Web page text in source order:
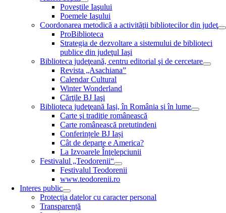
Poveştile Iaşului
Poemele Iaşului
Coordonarea metodică a activităţii bibliotecilor din judeţ
ProBiblioteca
Strategia de dezvoltare a sistemului de biblioteci
publice din judeţul Iaşi
Biblioteca judeţeană, centru editorial şi de cercetare
Revista „Asachiana”
Calendar Cultural
Winter Wonderland
Cărţile BJ Iaşi
Biblioteca judeţeană Iaşi, în România şi în lume
Carte şi tradiţie românească
Carte românească pretutindeni
Conferințele BJ Iași
Cât de departe e America?
La Izvoarele Înţelepciunii
Festivalul „Teodorenii“
Festivalul Teodorenii
www.teodorenii.ro
Interes public
Protecția datelor cu caracter personal
Transparență